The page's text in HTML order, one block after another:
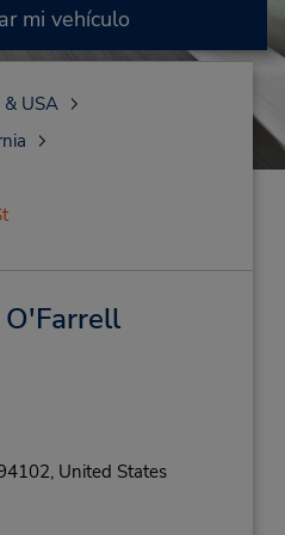
mi vehículo
& USA
United States